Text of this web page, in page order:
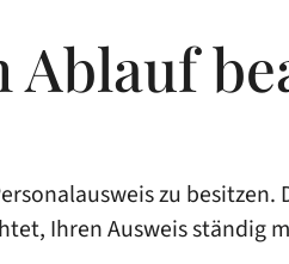
Ablauf
zu besitzen.
Ihren Ausweis ständig